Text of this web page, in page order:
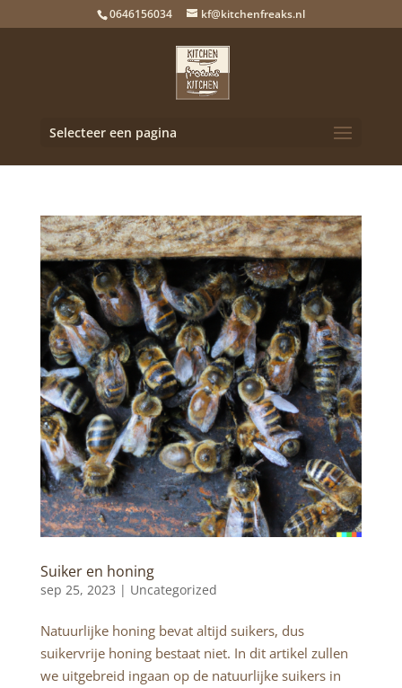
0646156034 kf@kitchenfreaks.nl
Selecteer een pagina
Suiker en honing
sep 25, 2023 | Uncategorized
Natuurlijke honing bevat altijd suikers, dus
suikervrije honing bestaat niet. In dit artikel zullen
we uitgebreid ingaan op de natuurlijke suikers in